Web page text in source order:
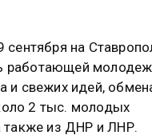
сентября на
работающей
и свежих идей,
2 тыс. молодых
также из ДНР и ЛНР.